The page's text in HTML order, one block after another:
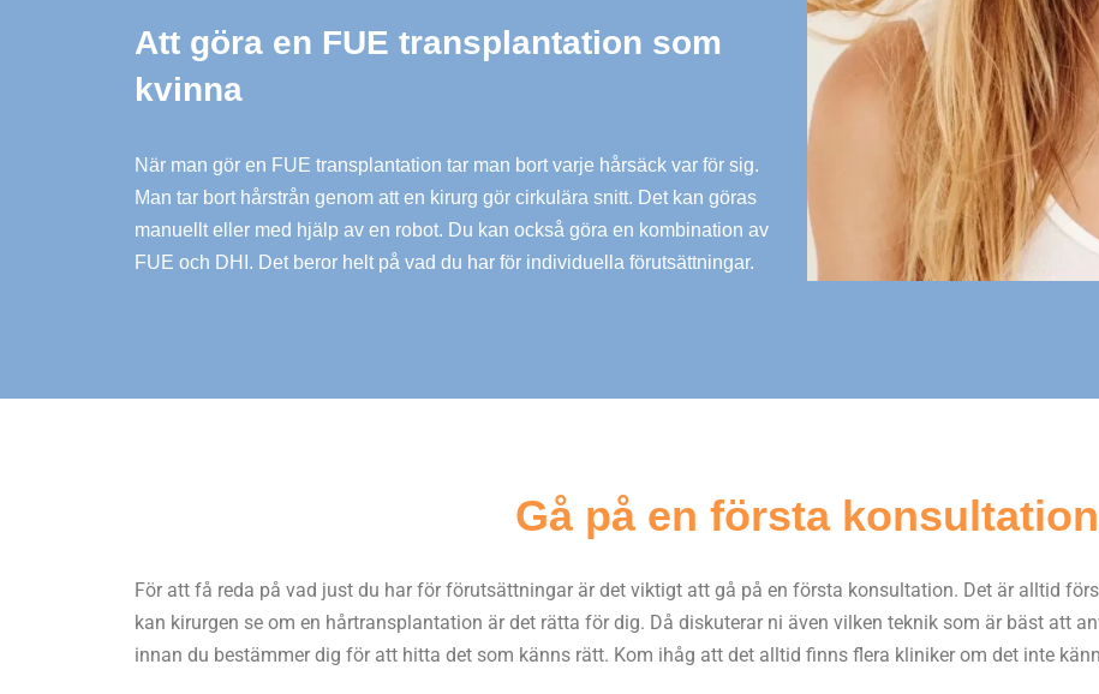
Att göra en FUE transplantation som
kvinna
När man gör en FUE transplantation tar man bort varje hårsäck var för sig.
Man tar bort hårstrån genom att en kirurg gör cirkulära snitt. Det kan göras
manuellt eller med hjälp av en robot. Du kan också göra en kombination av
FUE och DHI. Det beror helt på vad du har för individuella förutsättningar.
Gå på en första konsultation
För att få reda på vad just du har för förutsättningar är det viktigt att gå på en första konsultation. Det är alltid
kan kirurgen se om en hårtransplantation är det rätta för dig. Då diskuterar ni även vilken teknik som är bäst att
innan du bestämmer dig för att hitta det som känns rätt. Kom ihåg att det alltid finns flera kliniker om det inte